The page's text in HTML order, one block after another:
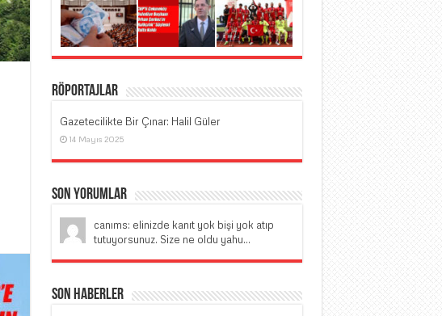
Röportajlar
Gazetecilikte Bir Çınar: Halil Güler
14 Mayıs 2025
Son Yorumlar
canıms: elinizde kanıt yok bişi yok atıp
tutuyorsunuz. Size ne oldu yahu...
Son Haberler